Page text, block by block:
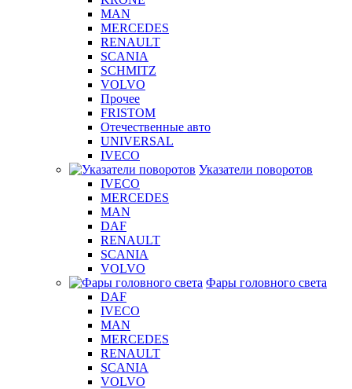
MAN
MERCEDES
RENAULT
SCANIA
SCHMITZ
VOLVO
Прочее
FRISTOM
Отечественные авто
UNIVERSAL
IVECO
Указатели поворотов
IVECO
MERCEDES
MAN
DAF
RENAULT
SCANIA
VOLVO
Фары головного света
DAF
IVECO
MAN
MERCEDES
RENAULT
SCANIA
VOLVO